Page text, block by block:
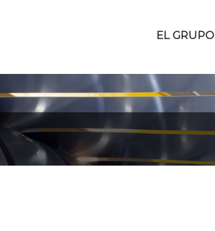
EL GRUPO